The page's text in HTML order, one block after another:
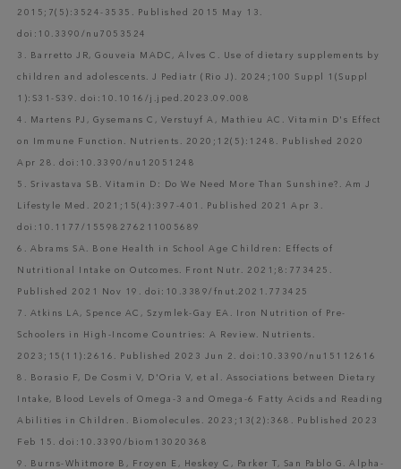
2015;7(5):3524-3535. Published 2015 May 13.
doi:10.3390/nu7053524
3. Barretto JR, Gouveia MADC, Alves C. Use of dietary supplements by
children and adolescents. J Pediatr (Rio J). 2024;100 Suppl 1(Suppl
1):S31-S39. doi:10.1016/j.jped.2023.09.008
4. Martens PJ, Gysemans C, Verstuyf A, Mathieu AC. Vitamin D's Effect
on Immune Function. Nutrients. 2020;12(5):1248. Published 2020
Apr 28. doi:10.3390/nu12051248
5. Srivastava SB. Vitamin D: Do We Need More Than Sunshine?. Am J
Lifestyle Med. 2021;15(4):397-401. Published 2021 Apr 3.
doi:10.1177/15598276211005689
6. Abrams SA. Bone Health in School Age Children: Effects of
Nutritional Intake on Outcomes. Front Nutr. 2021;8:773425.
Published 2021 Nov 19. doi:10.3389/fnut.2021.773425
7. Atkins LA, Spence AC, Szymlek-Gay EA. Iron Nutrition of Pre-
Schoolers in High-Income Countries: A Review. Nutrients.
2023;15(11):2616. Published 2023 Jun 2. doi:10.3390/nu15112616
8. Borasio F, De Cosmi V, D'Oria V, et al. Associations between Dietary
Intake, Blood Levels of Omega-3 and Omega-6 Fatty Acids and Reading
Abilities in Children. Biomolecules. 2023;13(2):368. Published 2023
Feb 15. doi:10.3390/biom13020368
9. Burns-Whitmore B, Froyen E, Heskey C, Parker T, San Pablo G. Alpha-